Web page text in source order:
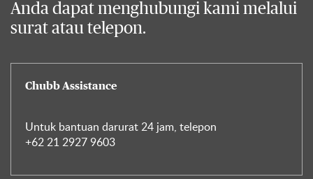
Anda dapat menghubungi kami melalui
surat atau telepon.
Chubb Assistance
Untuk bantuan darurat 24 jam, telepon
+62 21 2927 9603